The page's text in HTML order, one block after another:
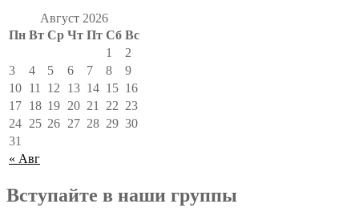
Август 2026
Пн Вт Ср Чт Пт Сб Вс
« Авг
1
2
3
4 5 6 7 8
9
10 11 12 13 14 15 16
17 18 19 20 21 22 23
24 25 26 27 28 29 30
31
Вступайте в наши группы